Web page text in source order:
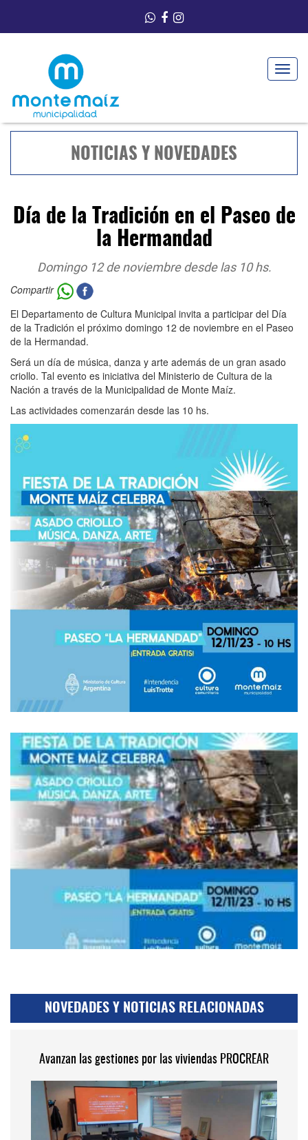
Toggle
NOTICIAS Y NOVEDADES
Día de la Tradición en el Paseo de
la Hermandad
Domingo 12 de noviembre desde las 10 hs.
Compartir
El Departamento de Cultura Municipal invita a participar del Día
de la Tradición el próximo domingo 12 de noviembre en el Paseo
de la Hermandad.
Será un día de música, danza y arte además de un gran asado
criollo. Tal evento es iniciativa del Ministerio de Cultura de la
Nación a través de la Municipalidad de Monte Maíz.
Las actividades comenzarán desde las 10 hs.
NOVEDADES Y NOTICIAS RELACIONADAS
Avanzan las gestiones por las viviendas PROCREAR